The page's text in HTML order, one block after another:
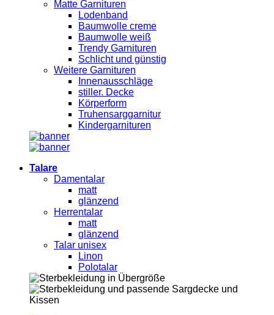
Matte Garnituren
Lodenband
Baumwolle creme
Baumwolle weiß
Trendy Garnituren
Schlicht und günstig
Weitere Garnituren
Innenausschläge
stiller. Decke
Körperform
Truhensarggarnitur
Kindergarnituren
Talare
Damentalar
matt
glänzend
Herrentalar
matt
glänzend
Talar unisex
Linon
Polotalar